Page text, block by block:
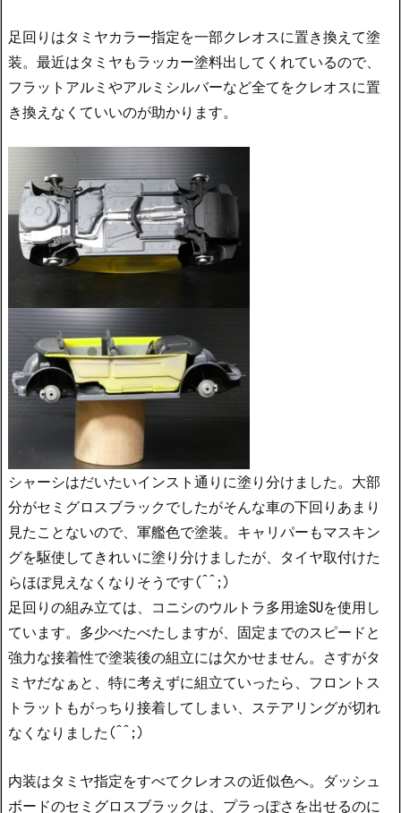
足回りはタミヤカラー指定を一部クレオスに置き換えて塗
装。最近はタミヤもラッカー塗料出してくれているので、
フラットアルミやアルミシルバーなど全てをクレオスに置
き換えなくていいのが助かります。
シャーシはだいたいインスト通りに塗り分けました。大部
分がセミグロスブラックでしたがそんな車の下回りあまり
見たことないので、軍艦色で塗装。キャリパーもマスキン
グを駆使してきれいに塗り分けましたが、タイヤ取付けた
らほぼ見えなくなりそうです(^^;)
足回りの組み立ては、コニシのウルトラ多用途SUを使用し
ています。多少べたべたしますが、固定までのスピードと
強力な接着性で塗装後の組立には欠かせません。さすがタ
ミヤだなぁと、特に考えずに組立ていったら、フロントス
トラットもがっちり接着してしまい、ステアリングが切れ
なくなりました(^^;)
内装はタミヤ指定をすべてクレオスの近似色へ。ダッシュ
ボードのセミグロスブラックは、プラっぽさを出せるのに